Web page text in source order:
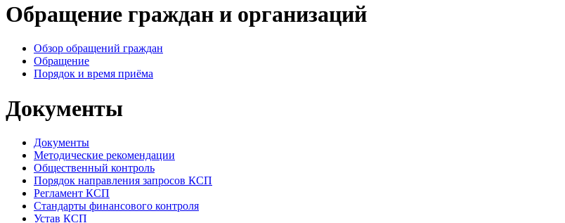
Обращение граждан и организаций
Обзор обращений граждан
Обращение
Порядок и время приёма
Документы
Документы
Методические рекомендации
Общественный контроль
Порядок направления запросов КСП
Регламент КСП
Стандарты финансового контроля
Устав КСП